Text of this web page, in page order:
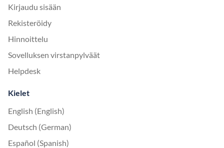
Kirjaudu sisään
Rekisteröidy
Hinnoittelu
Sovelluksen virstanpylväät
Helpdesk
Kielet
English (English)
Deutsch (German)
Español (Spanish)